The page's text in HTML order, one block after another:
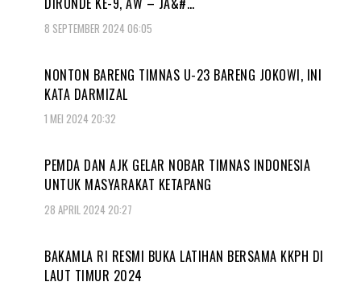
8 SEPTEMBER 2024 06:05
NONTON BARENG TIMNAS U-23 BARENG JOKOWI, INI
KATA DARMIZAL
1 MEI 2024 20:32
PEMDA DAN AJK GELAR NOBAR TIMNAS INDONESIA
UNTUK MASYARAKAT KETAPANG
28 APRIL 2024 20:27
BAKAMLA RI RESMI BUKA LATIHAN BERSAMA KKPH DI
LAUT TIMUR 2024